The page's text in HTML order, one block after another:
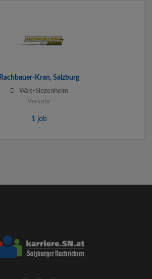
Rachbauer-Kran, Salzburg
Wals-Siezenheim
Verkehr
1 job